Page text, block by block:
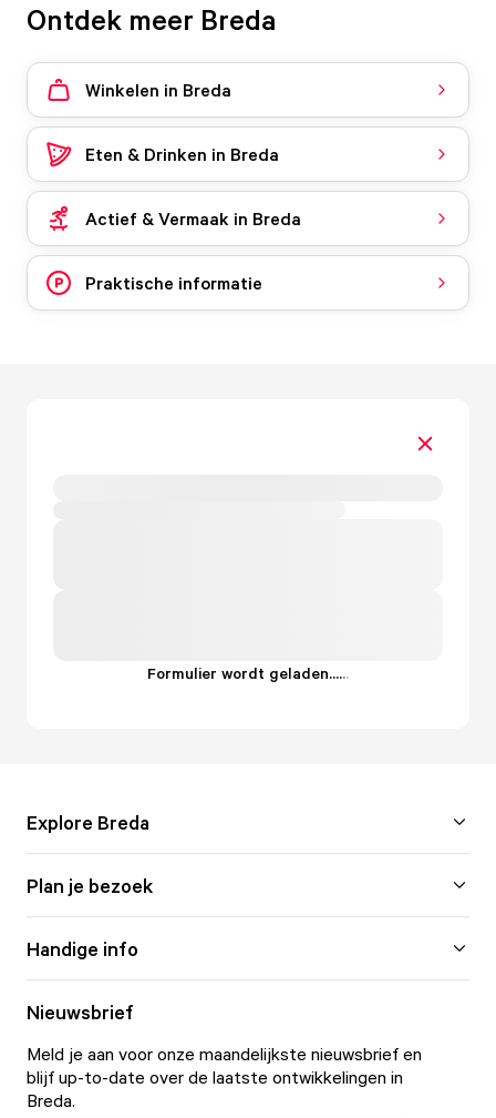
Ontdek meer Breda
Winkelen in Breda
Eten & Drinken in Breda
Actief & Vermaak in Breda
Praktische informatie
Formulier wordt geladen......
Explore Breda
Plan je bezoek
Handige info
Nieuwsbrief
Meld je aan voor onze maandelijkste nieuwsbrief en
blijf up-to-date over de laatste ontwikkelingen in
Breda.